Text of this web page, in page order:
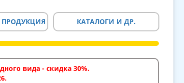
КАТАЛОГИ И ДР.
вида - скидка 30%.